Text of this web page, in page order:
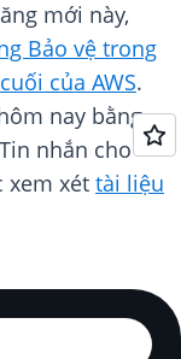
mới này,
Bảo vệ trong
của AWS.
nay bằng
nhắn cho
xem xét tài liệu